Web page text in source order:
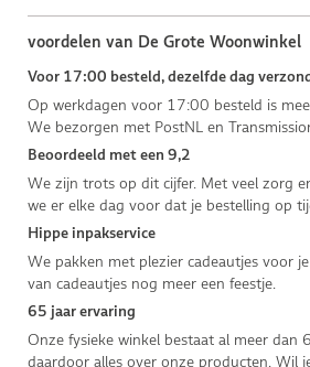
voordelen van De Grote Woonwinkel
Voor 17:00 besteld, dezelfde dag
Op werkdagen voor 17:00 besteld is
We bezorgen met PostNL en
Beoordeeld met een 9,2
We zijn trots op dit cijfer. Met veel zorg
we er elke dag voor dat je bestelling op
Hippe inpakservice
We pakken met plezier cadeautjes voor
van cadeautjes nog meer een feestje.
65 jaar ervaring
Onze fysieke winkel bestaat al meer dan
daardoor alles over onze producten. Wil